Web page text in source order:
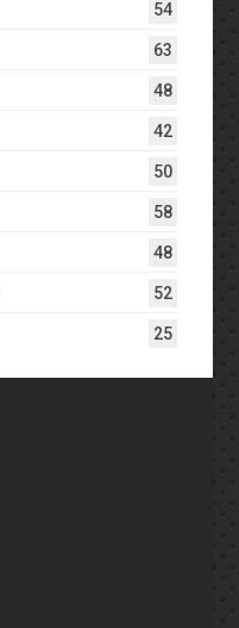
54
63
48
42
50
58
48
52
25